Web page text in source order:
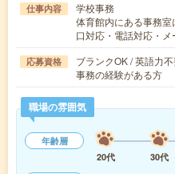
仕事内容
学校事務
体育館内にある事務
口対応・電話対応・
応募資格
ブランクOK / 英語力
事務の経験がある方
職場の雰囲気
年齢層
20代
30代